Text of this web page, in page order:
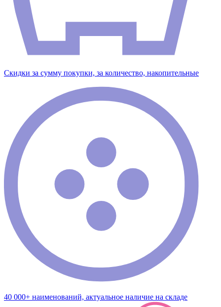
Скидки за сумму покупки, за количество, накопительные
40 000+ наименований, актуальное наличие на складе